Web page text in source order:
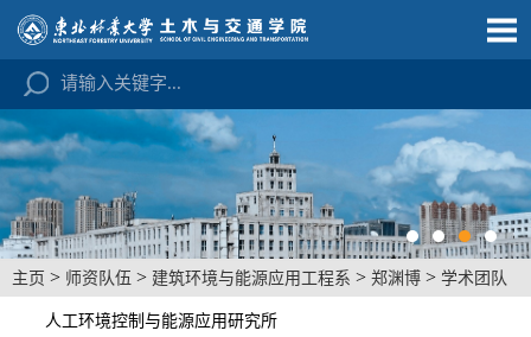
主页 > 师资队伍 > 建筑环境与能源应用工程系 > 郑渊博 > 学术团队
人工环境控制与能源应用研究所